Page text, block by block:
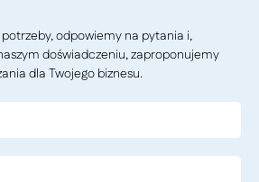
odpowiemy na pytania i,
doświadczeniu, zaproponujemy
dla Twojego biznesu.